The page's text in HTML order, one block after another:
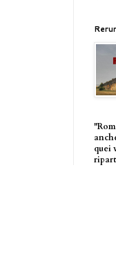
quei